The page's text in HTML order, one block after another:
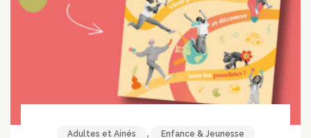
Adultes et Ainés Enfance & Jeunesse